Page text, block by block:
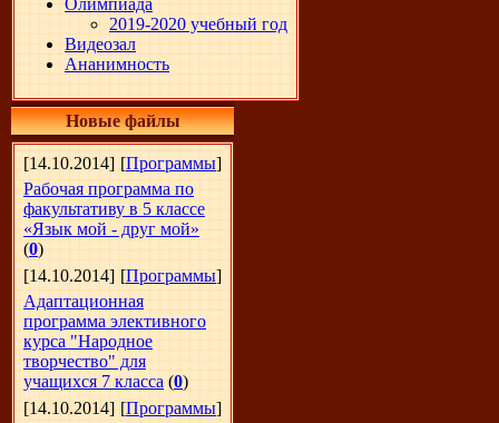
Олимпиада
2019-2020 учебный год
Видеозал
Ананимность
Новые файлы
[14.10.2014] [Программы]
Рабочая программа по
факультативу в 5 классе
«Язык мой - друг мой»
(0)
[14.10.2014] [Программы]
Адаптационная
программа элективного
курса "Народное
творчество" для
учащихся 7 класса (0)
[14.10.2014] [Программы]